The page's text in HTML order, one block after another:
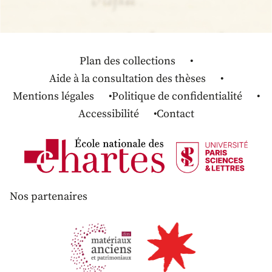
Plan des collections
Aide à la consultation des thèses
Mentions légales
Politique de confidentialité
Accessibilité
Contact
Nos partenaires